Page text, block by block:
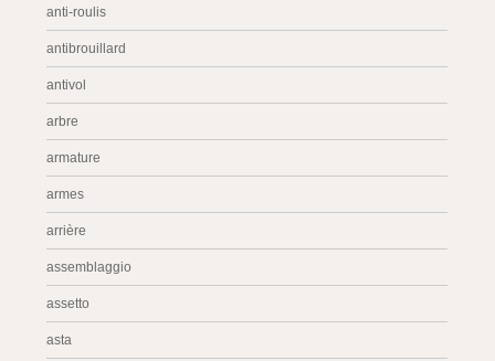
anti-roulis
antibrouillard
antivol
arbre
armature
armes
arrière
assemblaggio
assetto
asta